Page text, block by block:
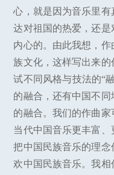
心，就是因为音乐里
达对祖国的热爱，还
内心的。由此我想，
族文化，这样写出来
试不同风格与技法的“
的融合，还有中国不
的融合。我们的作曲
当代中国音乐更丰富、
把中国民族音乐的理
欢中国民族音乐。我